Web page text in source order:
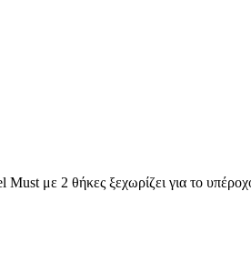
με 2 θήκες ξεχωρίζει για το